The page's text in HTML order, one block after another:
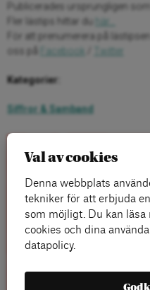
Publicerades ursprungligen
Fler lästips hittar du
här…
För att prenumerera på
oss på
Facebook Twitter
Kategorier:
Siffror & Samband
Val av cookies
Denna webbplats
tekniker för att erbjuda
som möjligt. Du kan läsa
cookies och dina
datapolicy.